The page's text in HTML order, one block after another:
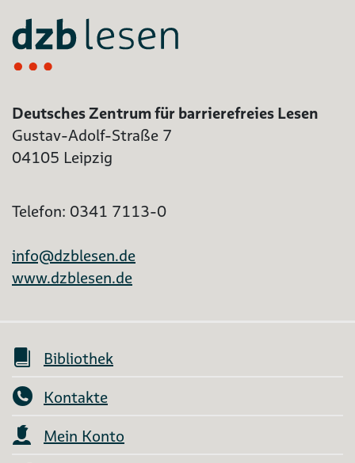
Deutsches Zentrum für barrierefreies Lesen
Gustav-Adolf-Straße 7
04105 Leipzig
Telefon: 0341 7113-0
info@dzblesen.de
www.dzblesen.de
Bibliothek
Kontakte
Mein Konto